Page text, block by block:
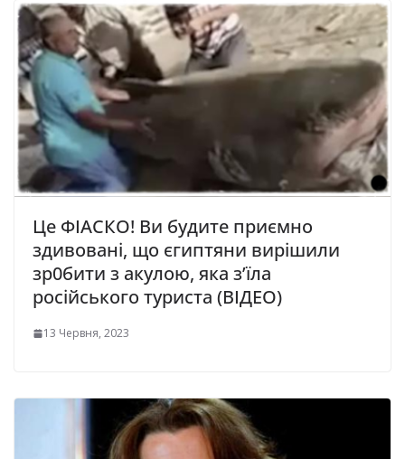
Це ФІАСКО! Ви будите приємно
здивовані, що єгиптяни вирішили
зр0бити з акулою, яка з’їла
російського туриста (ВІДЕО)
13 Червня, 2023